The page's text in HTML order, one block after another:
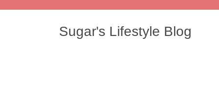
Sugar's Lifestyle Blog